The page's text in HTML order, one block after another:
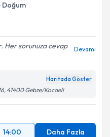
Doğum
Her sorunuza cevap
Devamı
Haritada Göster
41400 Gebze/Kocaeli
14:00 Daha Fazla